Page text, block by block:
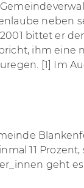
neben
bittet er
ihm eine
[1] Im
11 Prozent,
geht es